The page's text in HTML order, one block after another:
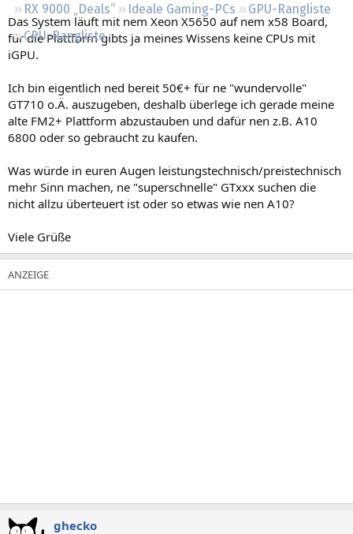
RX 9000 „Deals“
Ideale Gaming-PCs
GPU-Rangliste
CPU-Rangliste
Das System läuft mit nem Xeon X5650 auf nem x58 Board,
für die Plattform gibts ja meines Wissens keine CPUs mit
iGPU.
Ich bin eigentlich ned bereit 50€+ für ne "wundervolle"
GT710 o.Ä. auszugeben, deshalb überlege ich gerade meine
alte FM2+ Plattform abzustauben und dafür nen z.B. A10
6800 oder so gebraucht zu kaufen.
Was würde in euren Augen leistungstechnisch/preistechnisch
mehr Sinn machen, ne "superschnelle" GTxxx suchen die
nicht allzu überteuert ist oder so etwas wie nen A10?
Viele Grüße
ghecko